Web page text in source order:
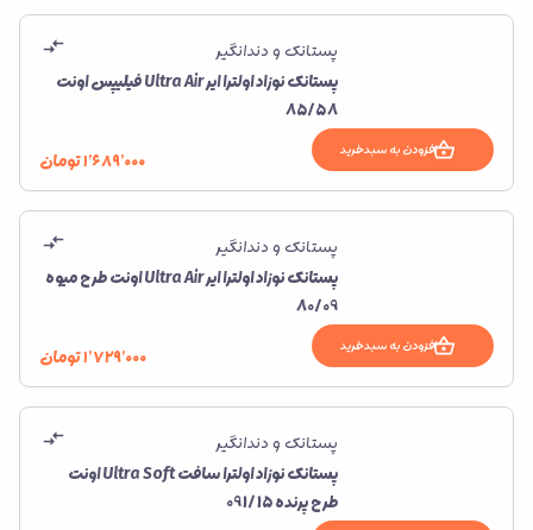
پستانک و دندانگیر
پستانک نوزاد اولترا ایر Ultra Air فیلیپس اونت
85/58
افزودن به سبدخرید ۱٬۶۸۹٬۰۰۰تومان
پستانک و دندانگیر
پستانک نوزاد اولترا ایر Ultra Air اونت طرح میوه
80/09
افزودن به سبدخرید ۱٬۷۲۹٬۰۰۰تومان
پستانک و دندانگیر
پستانک نوزاد اولترا سافت Ultra Soft اونت
طرح پرنده 091/15